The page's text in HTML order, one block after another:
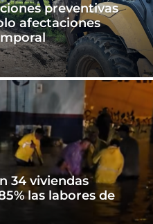
preventivas
afectaciones
34 viviendas
las labores de